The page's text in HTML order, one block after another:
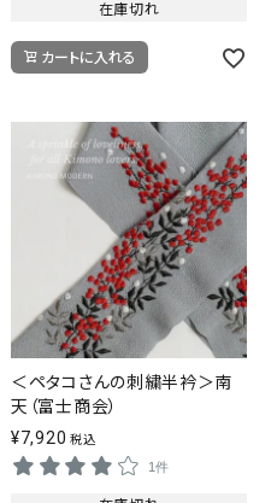
在庫切れ
カートに入れる
＜ペタコさんの刺繍半衿＞南
天（富士商会）
¥7,920 税込
1件